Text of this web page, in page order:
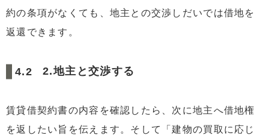
約の条項がなくても、地主との交渉しだいでは借地を
返還できます。
2.地主と交渉する
賃貸借契約書の内容を確認したら、次に地主へ借地権
を返したい旨を伝えます。そして「建物の買取に応じ